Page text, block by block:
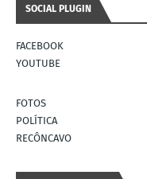
SOCIAL PLUGIN
FACEBOOK
YOUTUBE
FOTOS
POLÍTICA
RECÔNCAVO